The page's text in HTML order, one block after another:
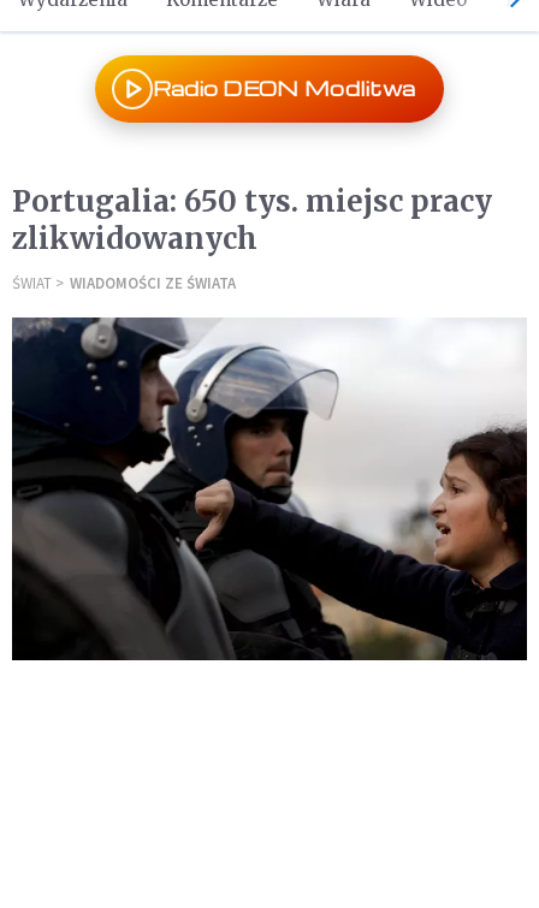
Radio DEON Modlitwa
Portugalia: 650 tys. miejsc pracy
zlikwidowanych
ŚWIAT WIADOMOŚCI ZE ŚWIATA